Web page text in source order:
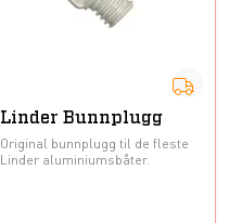
Linder Bunnplugg
Original bunnplugg til de fleste
Linder aluminiumsbåter.